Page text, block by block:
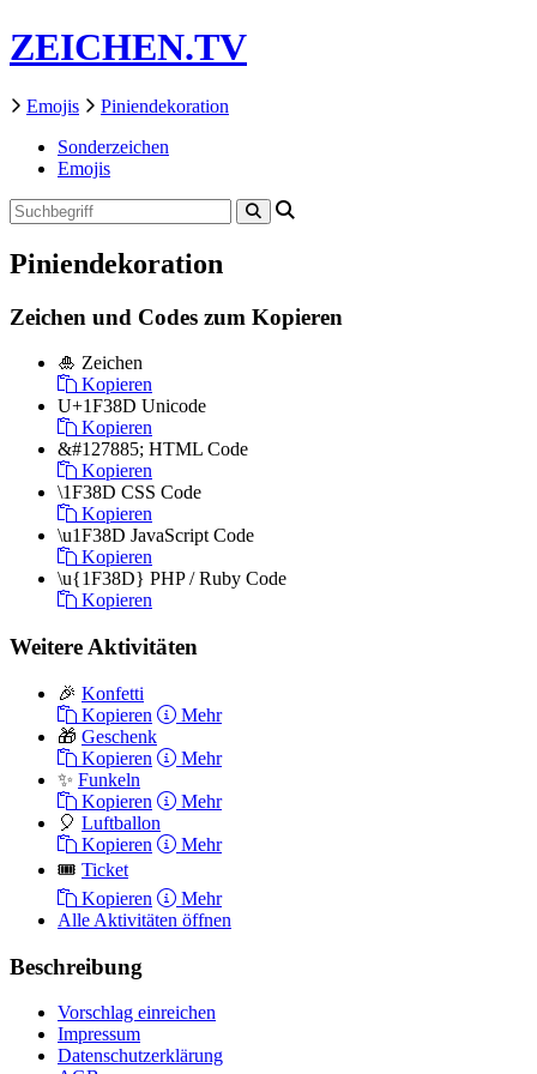
ZEICHEN.TV
Emojis
Piniendekoration
Sonderzeichen
Emojis
Piniendekoration
Zeichen und Codes zum Kopieren
🎍 Zeichen
Kopieren
U+1F38D Unicode
Kopieren
&#127885; HTML Code
Kopieren
\1F38D CSS Code
Kopieren
\u1F38D JavaScript Code
Kopieren
\u{1F38D} PHP / Ruby Code
Kopieren
Weitere Aktivitäten
🎉 Konfetti
Kopieren
Mehr
🎁 Geschenk
Kopieren
Mehr
✨ Funkeln
Kopieren
Mehr
🎈 Luftballon
Kopieren
Mehr
🎟 Ticket
Kopieren
Mehr
Alle Aktivitäten öffnen
Beschreibung
Vorschlag einreichen
Impressum
Datenschutzerklärung